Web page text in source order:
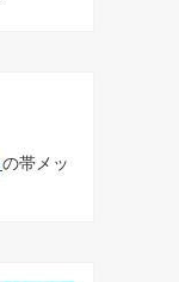
の帯メッ